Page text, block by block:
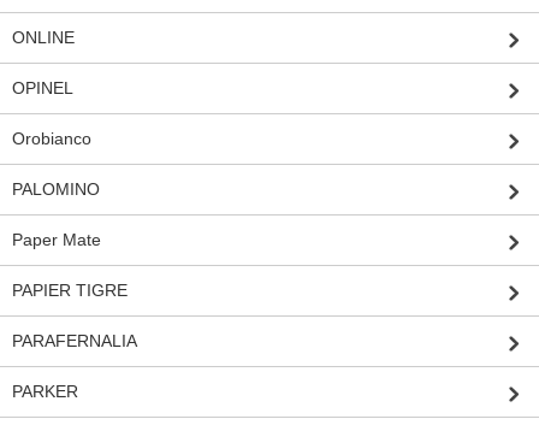
ONLINE
OPINEL
Orobianco
PALOMINO
Paper Mate
PAPIER TIGRE
PARAFERNALIA
PARKER